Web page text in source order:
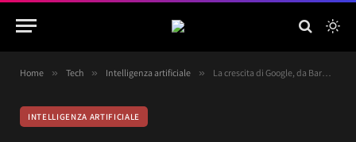
Home » Tech » Intelligenza artificiale » La crescita di Google, da Bard a Gemini e Imagen 2
INTELLIGENZA ARTIFICIALE